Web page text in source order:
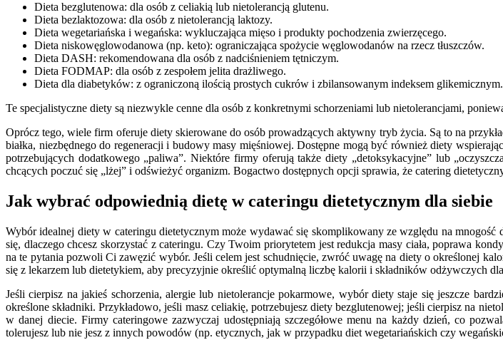
Dieta bezglutenowa: dla osób z celiakią lub nietolerancją glutenu.
Dieta bezlaktozowa: dla osób z nietolerancją laktozy.
Dieta wegetariańska i wegańska: wykluczająca mięso i produkty pochodzenia zwierzęcego.
Dieta niskowęglowodanowa (np. keto): ograniczająca spożycie węglowodanów na rzecz tłuszczów.
Dieta DASH: rekomendowana dla osób z nadciśnieniem tętniczym.
Dieta FODMAP: dla osób z zespołem jelita drażliwego.
Dieta dla diabetyków: z ograniczoną ilością prostych cukrów i zbilansowanym indeksem glikemicznym.
Te specjalistyczne diety są niezwykle cenne dla osób z konkretnymi schorzeniami lub nietolerancjami,
Oprócz tego, wiele firm oferuje diety skierowane do osób prowadzących aktywny tryb życia. Są to na
białka, niezbędnego do regeneracji i budowy masy mięśniowej. Dostępne mogą być również diety
potrzebujących dodatkowego „paliwa”. Niektóre firmy oferują także diety „detoksykacyjne” lub
chcących poczuć się „lżej” i odświeżyć organizm. Bogactwo dostępnych opcji sprawia, że catering
Jak wybrać odpowiednią dietę w cateringu dietetycznym dla siebie
Wybór idealnej diety w cateringu dietetycznym może wydawać się skomplikowany ze względu na
się, dlaczego chcesz skorzystać z cateringu. Czy Twoim priorytetem jest redukcja masy ciała, poprawa
na te pytania pozwoli Ci zawęzić wybór. Jeśli celem jest schudnięcie, zwróć uwagę na diety o określonej
się z lekarzem lub dietetykiem, aby precyzyjnie określić optymalną liczbę kalorii i składników odżywczych
Jeśli cierpisz na jakieś schorzenia, alergie lub nietolerancje pokarmowe, wybór diety staje się jeszcze
określone składniki. Przykładowo, jeśli masz celiakię, potrzebujesz diety bezglutenowej; jeśli cierpisz na
w danej diecie. Firmy cateringowe zazwyczaj udostępniają szczegółowe menu na każdy dzień, co
tolerujesz lub nie jesz z innych powodów (np. etycznych, jak w przypadku diet wegetariańskich czy